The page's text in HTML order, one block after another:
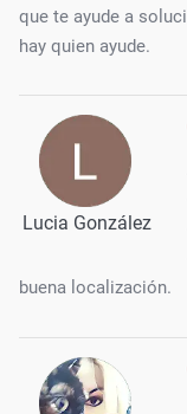
que te ayude a
hay quien ayude.
Lucia González
buena localización.